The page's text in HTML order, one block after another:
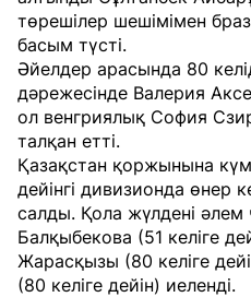
төрешілер шешімімен
басым түсті.
Әйелдер арасында 80
дәрежесінде Валерия
ол венгриялық София
талқан етті.
Қазақстан қоржынына
дейінгі дивизионда өнер
салды. Қола жүлдені
Балқыбекова (51 келіге
Жарасқызы (80 келіге
(80 келіге дейін) иеленді.